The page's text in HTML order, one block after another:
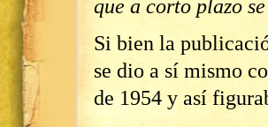
que a corto plazo
Si bien la
se dio a sí mismo
de 1954 y así